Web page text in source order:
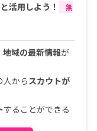
活用しよう！
無
地域の最新情報が
人から スカウトが
することができる